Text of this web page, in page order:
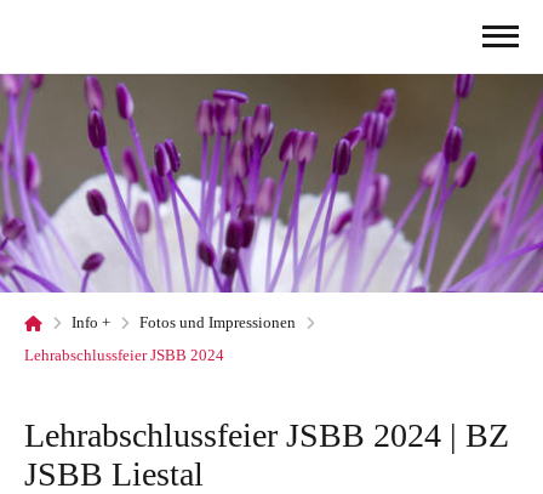
Info +
Fotos und Impressionen
Lehrabschlussfeier JSBB 2024
Lehrabschlussfeier JSBB 2024 | BZ
JSBB Liestal